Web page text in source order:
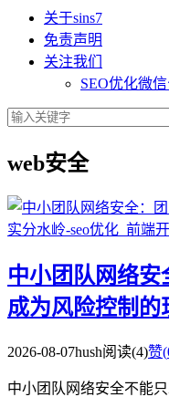
关于sins7
免责声明
关注我们
SEO优化微
web安全
中小团队网络
成为风险控制的
2026-08-07hush阅读(4)赞(
中小团队网络安全不能